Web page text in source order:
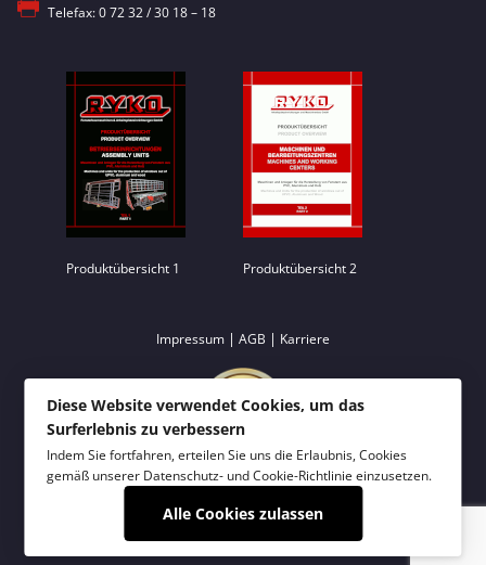
Telefax: 0 72 32 / 30 18 – 18
Produktübersicht 1 Produktübersicht 2
Impressum | AGB | Karriere
Diese Website verwendet Cookies, um das
Surferlebnis zu verbessern
Indem Sie fortfahren, erteilen Sie uns die Erlaubnis, Cookies
gemäß unserer Datenschutz- und Cookie-Richtlinie einzusetzen.
Alle Cookies zulassen